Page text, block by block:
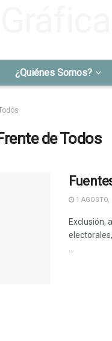
¿Quiénes Somos?
de Todos
1 AGOSTO,
Exclusión,